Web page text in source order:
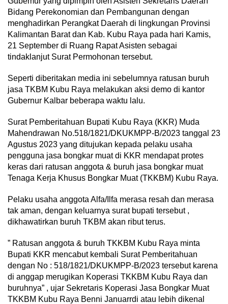
Bidang Perekonomian dan Pembangunan dengan
menghadirkan Perangkat Daerah di lingkungan Provinsi
Kalimantan Barat dan Kab. Kubu Raya pada hari Kamis,
21 September di Ruang Rapat Asisten sebagai
tindaklanjut Surat Permohonan tersebut.
Seperti diberitakan media ini sebelumnya ratusan buruh
jasa TKBM Kubu Raya melakukan aksi demo di kantor
Gubernur Kalbar beberapa waktu lalu.
Surat Pemberitahuan Bupati Kubu Raya (KKR) Muda
Mahendrawan No.518/1821/DKUKMPP-B/2023 tanggal 23
Agustus 2023 yang ditujukan kepada pelaku usaha
pengguna jasa bongkar muat di KKR mendapat protes
keras dari ratusan anggota & buruh jasa bongkar muat
Tenaga Kerja Khusus Bongkar Muat (TKKBM) Kubu Raya.
Pelaku usaha anggota Alfa/Ilfa merasa resah dan merasa
tak aman, dengan keluarnya surat bupati tersebut ,
dikhawatirkan buruh TKBM akan ribut terus.
” Ratusan anggota & buruh TKKBM Kubu Raya minta
Bupati KKR mencabut kembali Surat Pemberitahuan
dengan No : 518/1821/DKUKMPP-B/2023 tersebut karena
di anggap merugikan Koperasi TKKBM Kubu Raya dan
buruhnya” , ujar Sekretaris Koperasi Jasa Bongkar Muat
TKKBM Kubu Raya Benni Januarrdi atau lebih dikenal